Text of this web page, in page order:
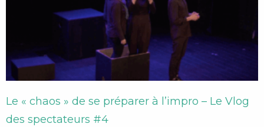
Le « chaos » de se préparer à l’impro – Le Vlog
des spectateurs #4